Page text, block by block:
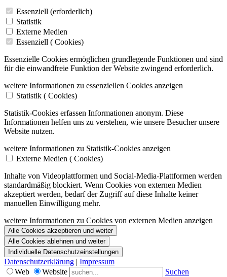
Essenziell (erforderlich)
Statistik
Externe Medien
Essenziell ( Cookies)
Essenzielle Cookies ermöglichen grundlegende Funktionen und sind
für die einwandfreie Funktion der Website zwingend erforderlich.
weitere Informationen zu essenziellen Cookies anzeigen
Statistik ( Cookies)
Statistik-Cookies erfassen Informationen anonym. Diese
Informationen helfen uns zu verstehen, wie unsere Besucher unsere
Website nutzen.
weitere Informationen zu Statistik-Cookies anzeigen
Externe Medien ( Cookies)
Inhalte von Videoplattformen und Social-Media-Plattformen werden
standardmäßig blockiert. Wenn Cookies von externen Medien
akzeptiert werden, bedarf der Zugriff auf diese Inhalte keiner
manuellen Einwilligung mehr.
weitere Informationen zu Cookies von externen Medien anzeigen
Alle Cookies akzeptieren und weiter
Alle Cookies ablehnen und weiter
Individuelle Datenschutzeinstellungen
Datenschutzerklärung | Impressum
Web
Website Suchen